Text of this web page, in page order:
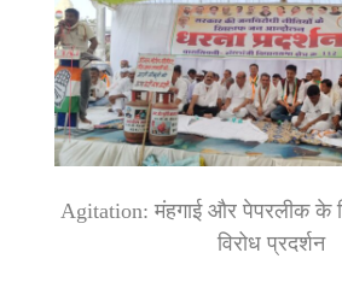
Agitation: मंहगाई और पेपरलीक के
विरोध प्रदर्शन